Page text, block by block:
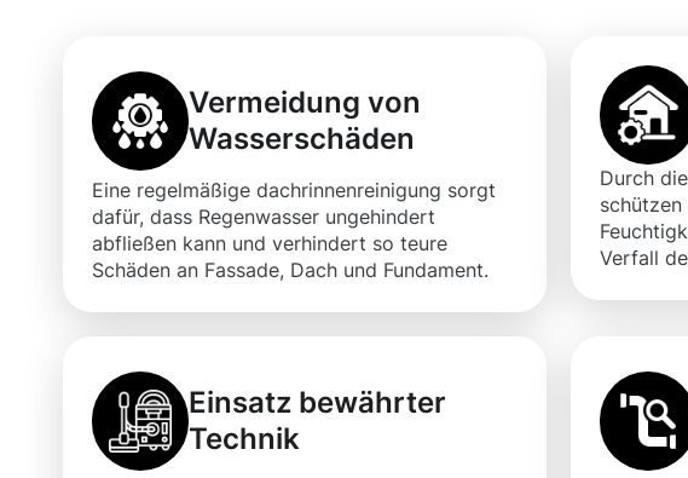
Vermeidung von
Wasserschäden
Eine regelmäßige dachrinnenreinigung sorgt
dafür, dass Regenwasser ungehindert
abfließen kann und verhindert so teure
Schäden an Fassade, Dach und Fundament.
Durch
Verfall
Einsatz bewährter
Technik